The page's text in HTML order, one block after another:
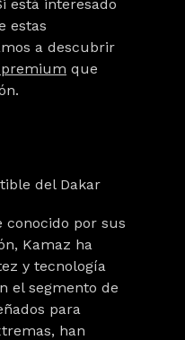
está interesado
estas
a descubrir
que
del Dakar
por sus
Kamaz ha
y tecnología
el segmento de
para
han